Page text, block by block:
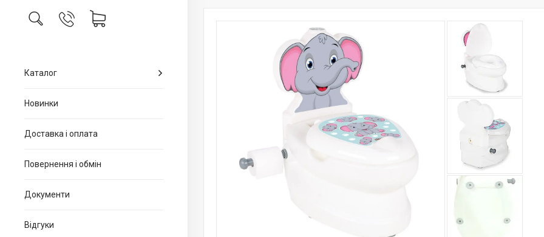
Каталог
Новинки
Доставка і оплата
Повернення і обмін
Документи
Відгуки